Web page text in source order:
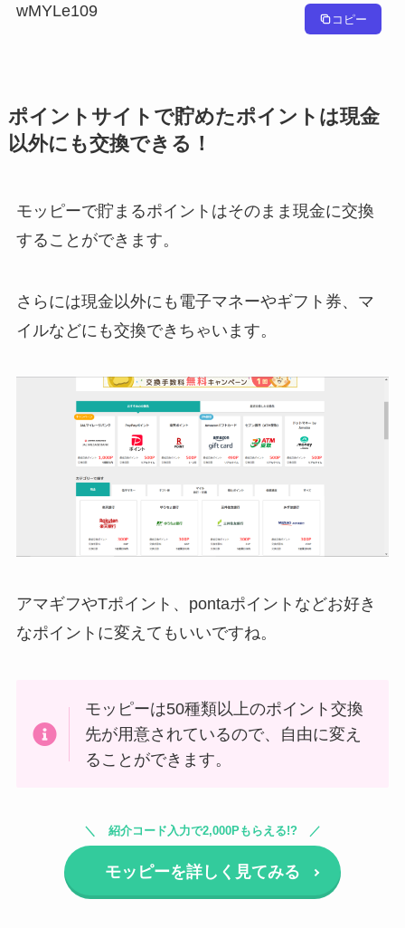
wMYLe109 コピー
ポイントサイトで貯めたポイントは現金
以外にも交換できる！
モッピーで貯まるポイントはそのまま現金に交換
することができます。
さらには現金以外にも電子マネーやギフト券、マ
イルなどにも交換できちゃいます。
アマギフやTポイント、pontaポイントなどお好き
なポイントに変えてもいいですね。
モッピーは50種類以上のポイント交換
先が用意されているので、自由に変え
ることができます。
紹介コード入力で2,000Pもらえる!?
モッピーを詳しく見てみる